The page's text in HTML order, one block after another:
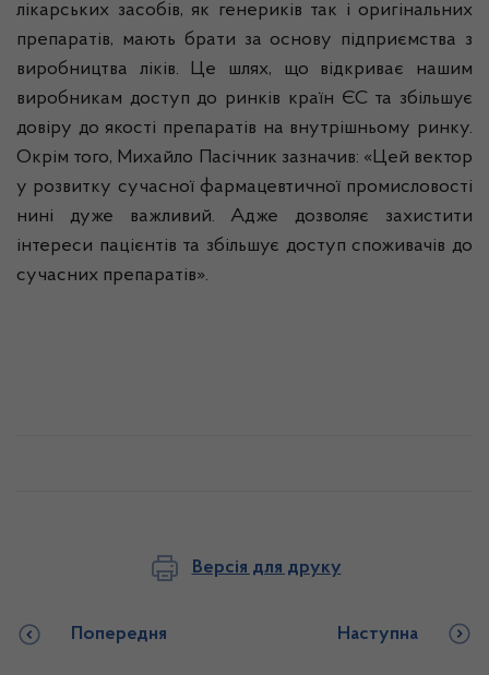
лікарських засобів, як генериків так і оригінальних
препаратів, мають брати за основу підприємства з
виробництва
ліків. Це шлях, що відкриває нашим
виробникам доступ до ринків країн ЄСта збільшує
довіру до якості препаратів на внутрішньому ринку.
Окрім того, Михайло Пасічник зазначив: «Цей вектор
у розвитку сучасної фармацевтичної промисловості
нині
дуже важливий.Адже дозволяє
захистити
інтереси пацієнтів та збільшує доступ споживачів до
сучасних препаратів».
Версія для друку
Попередня Наступна